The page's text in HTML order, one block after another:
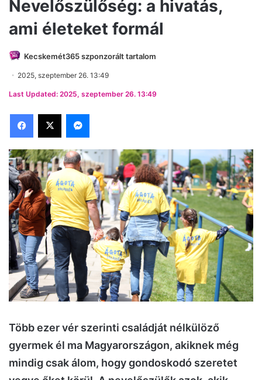
Nevelőszülőség: a hivatás,
ami életeket formál
Kecskemét365 szponzorált tartalom
2025, szeptember 26. 13:49
Last Updated: 2025, szeptember 26. 13:49
Facebook
X Messenger
Több ezer vér szerinti családját nélkülöző
gyermek él ma Magyarországon, akiknek még
mindig csak álom, hogy gondoskodó szeretet